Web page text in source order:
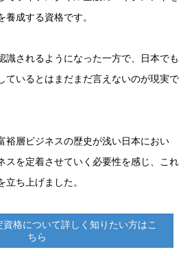
成する資格です。
識されるようになった一方で、日本でも
ているとはまだまだ言えないのが現実で
裕層ビジネスの歴史が浅い日本におい
スを定着させていく必要性を感じ、これ
立ち上げました。
格について詳しく知りたい方はこ
ちら